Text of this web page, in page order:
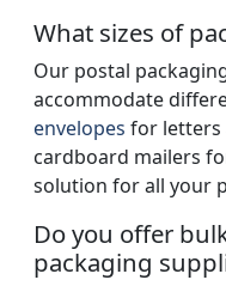
What sizes of
Our postal
accommodate
envelopes for letters
cardboard mailers
solution for all your
Do you offer
packaging